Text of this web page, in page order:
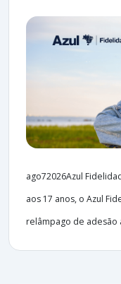
ago72026Azul
aos 17 anos, o Azul
relâmpago de adesão